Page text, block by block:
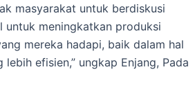
masyarakat untuk berdiskusi
untuk meningkatkan produksi
mereka hadapi, baik dalam hal
efisien,” ungkap Enjang, Pada